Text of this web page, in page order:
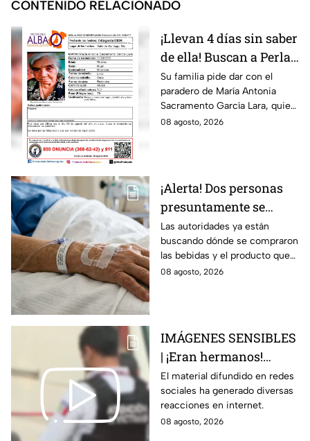
CONTENIDO RELACIONADO
¡Llevan 4 días sin saber
de ella! Buscan a Perla
Alejandra Martín del
Campo Medina,
desaparecida en
Guanajuato
Su familia pide dar con el
paradero de María Antonia
Sacramento García Lara, quien
fue vista por última vez el 4 de
08 agosto, 2026
¡Alerta! Dos personas
presuntamente se
encuentran delicadas
por ingerir bebidas
alcohólicas
adulteradas en Celaya:
Las autoridades ya están
buscando dónde se compraron
las bebidas y el producto que
causó la intoxicación.
08 agosto, 2026
IMÁGENES SENSIBLES
| ¡Eran hermanos!
Captan brut4l agresión
contra un hombre que
perdió la vid4
El material difundido en redes
sociales ha generado diversas
reacciones en internet.
08 agosto, 2026